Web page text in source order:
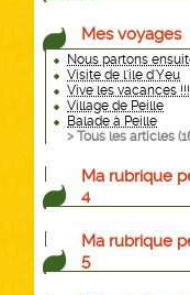
Mes voyages
Nous partons
Visite de l'ile d'Yeu
Vive les vacances
Village de Peille
Balade à Peille
> Tous les articles (
Ma rubrique
4
Ma rubrique
5